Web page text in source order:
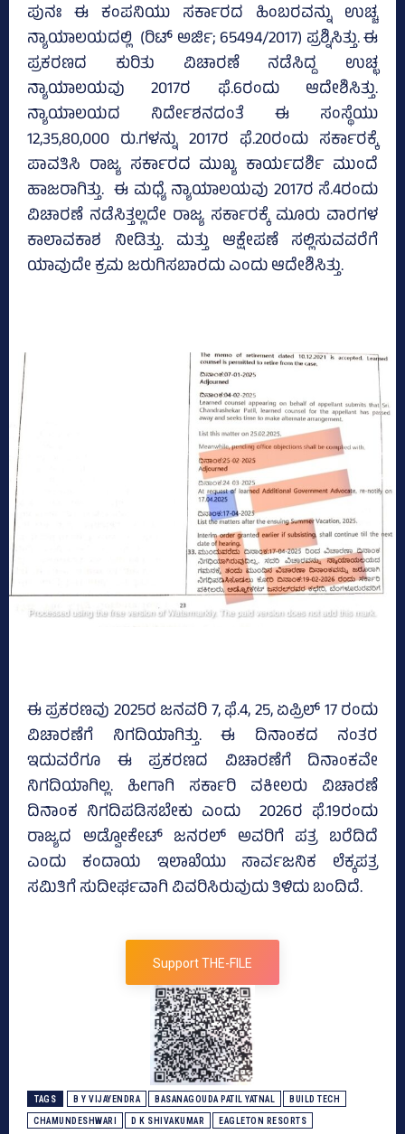
ಪುನಃ ಈ ಕಂಪನಿಯು ಸರ್ಕಾರದ ಹಿಂಬರವನ್ನು ಉಚ್ಚ
ನ್ಯಾಯಾಲಯದಲ್ಲಿ (ರಿಟ್‌ ಅರ್ಜಿ; 65494/2017) ಪ್ರಶ್ನಿಸಿತ್ತು. ಈ
ಪ್ರಕರಣದ ಕುರಿತು ವಿಚಾರಣೆ ನಡೆಸಿದ್ದ ಉಚ್ಛ
ನ್ಯಾಯಾಲಯವು 2017ರ ಫೆ.6ರಂದು ಆದೇಶಿಸಿತ್ತು.
ನ್ಯಾಯಾಲಯದ ನಿರ್ದೇಶನದಂತೆ ಈ ಸಂಸ್ಥೆಯು
12,35,80,000 ರು.ಗಳನ್ನು 2017ರ ಫೆ.20ರಂದು ಸರ್ಕಾರಕ್ಕೆ
ಪಾವತಿಸಿ ರಾಜ್ಯ ಸರ್ಕಾರದ ಮುಖ್ಯ ಕಾರ್ಯದರ್ಶಿ ಮುಂದೆ
ಹಾಜರಾಗಿತ್ತು. ಈ ಮಧ್ಯೆ ನ್ಯಾಯಾಲಯವು 2017ರ ಸೆ.4ರಂದು
ವಿಚಾರಣೆ ನಡೆಸಿತ್ತಲ್ಲದೇ ರಾಜ್ಯ ಸರ್ಕಾರಕ್ಕೆ ಮೂರು ವಾರಗಳ
ಕಾಲಾವಕಾಶ ನೀಡಿತ್ತು. ಮತ್ತು ಆಕ್ಷೇಪಣೆ ಸಲ್ಲಿಸುವವರೆಗೆ
ಯಾವುದೇ ಕ್ರಮ ಜರುಗಿಸಬಾರದು ಎಂದು ಆದೇಶಿಸಿತ್ತು.
ಈ ಪ್ರಕರಣವು 2025ರ ಜನವರಿ 7, ಫೆ.4, 25, ಏಪ್ರಿಲ್‌ 17 ರಂದು
ವಿಚಾರಣೆಗೆ ನಿಗದಿಯಾಗಿತ್ತು. ಈ ದಿನಾಂಕದ ನಂತರ
ಇದುವರೆಗೂ ಈ ಪ್ರಕರಣದ ವಿಚಾರಣೆಗೆ ದಿನಾಂಕವೇ
ನಿಗದಿಯಾಗಿಲ್ಲ. ಹೀಗಾಗಿ ಸರ್ಕಾರಿ ವಕೀಲರು ವಿಚಾರಣೆ
ದಿನಾಂಕ ನಿಗದಿಪಡಿಸಬೇಕು ಎಂದು 2026ರ ಫೆ.19ರಂದು
ರಾಜ್ಯದ ಅಡ್ವೋಕೇಟ್‌ ಜನರಲ್‌ ಅವರಿಗೆ ಪತ್ರ ಬರೆದಿದೆ
ಎಂದು ಕಂದಾಯ ಇಲಾಖೆಯು ಸಾರ್ವಜನಿಕ ಲೆಕ್ಕಪತ್ರ
ಸಮಿತಿಗೆ ಸುದೀರ್ಘವಾಗಿ ವಿವರಿಸಿರುವುದು ತಿಳಿದು ಬಂದಿದೆ.
Support THE-FILE
TAGS B Y VIJAYENDRA BASANAGOUDA PATIL YATNAL BUILD TECH
CHAMUNDESHWARI D K SHIVAKUMAR EAGLETON RESORTS